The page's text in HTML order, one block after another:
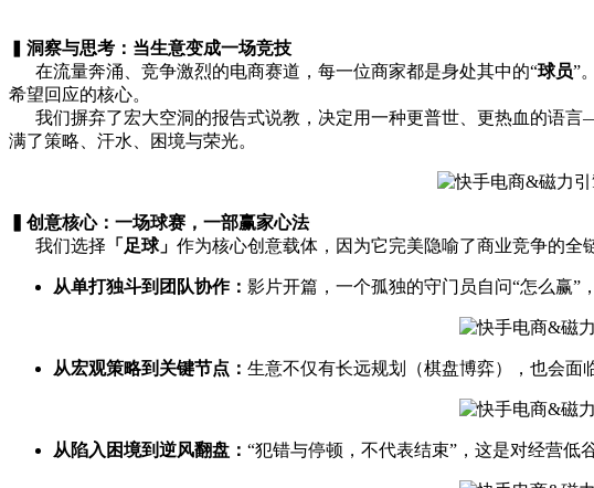
洞察与思考：当生意变成一场竞技
在流量奔涌、竞争激烈的电商赛道，每一位商家都是身处其中的“球员”
希望回应的核心。
我们摒弃了宏大空洞的报告式说教，决定用一种更普世、更热血的语
满了策略、汗水、困境与荣光。
▍创意核心：一场球赛，一部赢家心法
我们选择 「足球」 作为核心创意载体，因为它完美隐喻了商业竞争的全
从单打独斗到团队协作： 影片开篇，一个孤独的守门员自问“怎么赢”
从宏观策略到关键节点： 生意不仅有长远规划（棋盘博弈），也会面
从陷入困境到逆风翻盘： “犯错与停顿，不代表结束”，这是对经营低